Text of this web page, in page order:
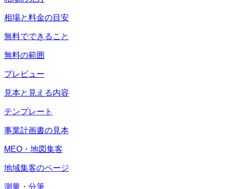
相場と料金の目安
無料でできること
無料の範囲
プレビュー
見本と見える内容
テンプレート
事業計画書の見本
MEO・地図集客
地域集客のページ
測量・分筆